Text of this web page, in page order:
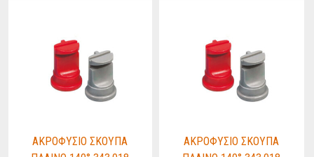
ΑΚΡΟΦΥΣΙΟ ΣΚΟΥΠΑ
ΑΚΡΟΦΥΣΙΟ ΣΚΟΥΠΑ